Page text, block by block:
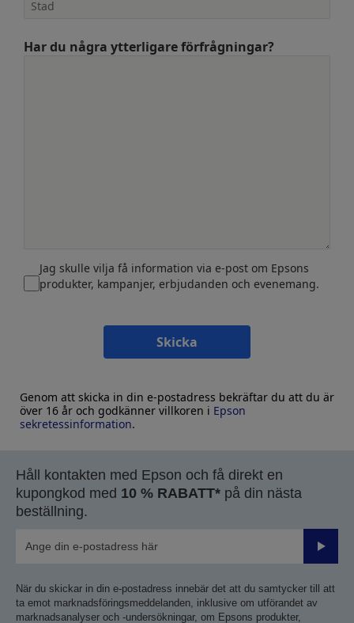
Har du några ytterligare förfrågningar?
Jag skulle vilja få information via e-post om Epsons
produkter, kampanjer, erbjudanden och evenemang.
Skicka
Genom att skicka in din e-postadress bekräftar du att du är
över 16 år och godkänner villkoren i Epson
sekretessinformation.
Håll kontakten med Epson och få direkt en
kupongkod med 10 % RABATT* på din nästa
beställning.
Skicka
När du skickar in din e-postadress innebär det att du samtycker till att
ta emot marknadsföringsmeddelanden, inklusive om utförandet av
marknadsanalyser och -undersökningar, om Epsons produkter,